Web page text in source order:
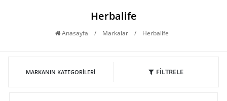
Herbalife
Anasayfa / Markalar / Herbalife
MARKANIN KATEGORILERI FİLTRELE